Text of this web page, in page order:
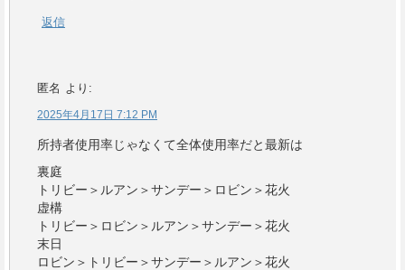
返信
匿名 より:
2025年4月17日 7:12 PM
所持者使用率じゃなくて全体使用率だと最新は
裏庭
トリビー＞ルアン＞サンデー＞ロビン＞花火
虚構
トリビー＞ロビン＞ルアン＞サンデー＞花火
末日
ロビン＞トリビー＞サンデー＞ルアン＞花火